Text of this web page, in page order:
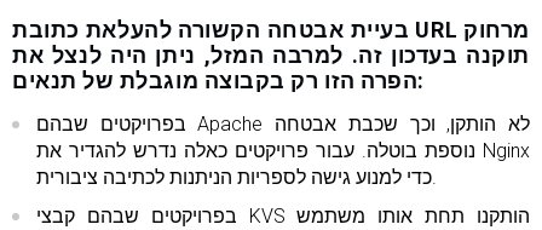
בעיית אבטחה הקשורה להעלאת כתובת URL מרחוק
תוקנה בעדכון זה. למרבה המזל, ניתן היה לנצל את
הפרה הזו רק בקבוצה מוגבלת של תנאים:
בפרויקטים שבהם Apache לא הותקן, וכך שכבת אבטחה
נוספת בוטלה. עבור פרויקטים כאלה נדרש להגדיר את Nginx
כדי למנוע גישה לספריות הניתנות לכתיבה ציבורית.
בפרויקטים שבהם קבצי KVS הותקנו תחת אותו משתמש